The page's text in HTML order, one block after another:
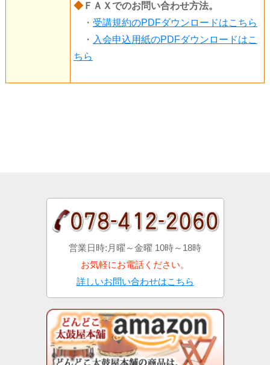
◆ ＦＡＸでのお問い合わせ方法。
・ 受講規約のPDFダウンロードはこちら
・ 入会申込用紙のPDFダウンロードはこ
ちら
営業日時:月曜～金曜 10時～18時
お気軽にお電話ください。
詳しいお問い合わせはこちら